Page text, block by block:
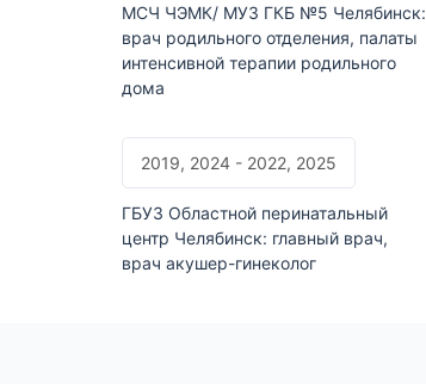
МСЧ ЧЭМК/ МУЗ ГКБ №5 Челябинск:
врач родильного отделения, палаты
интенсивной терапии родильного
дома
2019, 2024 - 2022, 2025
ГБУЗ Областной перинатальный
центр Челябинск: главный врач,
врач акушер-гинеколог